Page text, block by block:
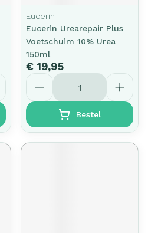
Eucerin
Eucerin Urearepair Plus
Voetschuim 10% Urea
150ml
€ 19,95
Aantal
Bestel